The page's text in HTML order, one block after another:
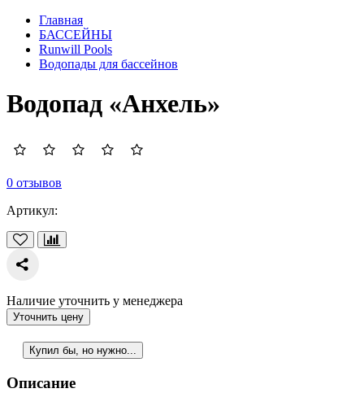
Главная
БАССЕЙНЫ
Runwill Pools
Водопады для бассейнов
Водопад «Анхель»
0 отзывов
Артикул:
Наличие уточнить у менеджера
Уточнить цену
Купил бы, но нужно...
Описание